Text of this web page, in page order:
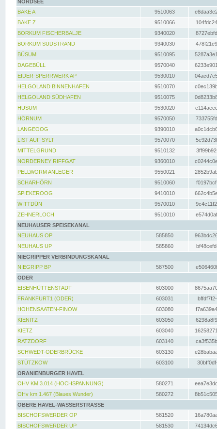
NORDSEE
BAKE A
9510063
BAKE Z
9510066
BORKUM FISCHERBALJE
9340020
BORKUM SÜDSTRAND
9340030
BÜSUM
9510095
DAGEBÜLL
9570040
EIDER-SPERRWERK AP
9530010
HELGOLAND BINNENHAFEN
9510070
HELGOLAND SÜDHAFEN
9510075
HUSUM
9530020
HÖRNUM
9570050
LANGEOOG
9390010
LIST AUF SYLT
9570070
MITTELGRUND
9510132
NORDERNEY RIFFGAT
9360010
PELLWORM ANLEGER
9550021
SCHARHÖRN
9510060
SPIEKEROOG
9410010
WITTDÜN
9570010
ZEHNERLOCH
9510010
NEUHAUSER SPEISEKANAL
NEUHAUS OP
585850
NEUHAUS UP
585860
NIEGRIPPER VERBINDUNGSKANAL
NIEGRIPP BP
587500
ODER
EISENHÜTTENSTADT
603000
FRANKFURT1 (ODER)
603031
HOHENSAATEN-FINOW
603080
KIENITZ
603050
KIETZ
603040
RATZDORF
603140
SCHWEDT-ODERBRÜCKE
603130
STÜTZKOW
603100
ORANIENBURGER HAVEL
OHV KM 3.014 (HOCHSPANNUNG)
580271
OHv km 1.467 (Blaues Wunder)
580272
OBERE HAVEL-WASSERSTRASSE
BISCHOFSWERDER OP
581520
BISCHOFSWERDER UP
581530